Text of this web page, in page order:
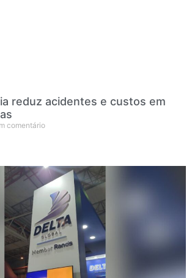
reduz acidentes e custos em
comentário